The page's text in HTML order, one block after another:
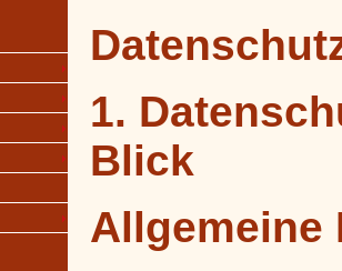
1.
Blick
Allgemeine